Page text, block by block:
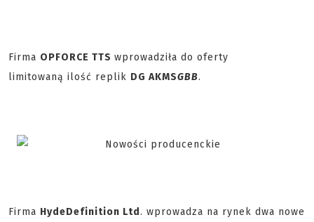
Firma OPFORCE TTS wprowadziła do oferty
limitowaną ilość replik DG AKMSGBB.
Firma HydeDefinition Ltd. wprowadza na rynek dwa nowe